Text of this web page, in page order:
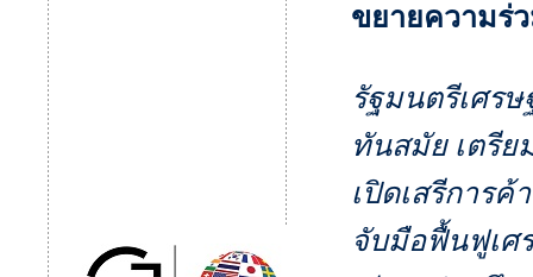
ขยายความร่
รัฐมนตรีเศร
ทันสมัย เตรีย
เปิดเสรีการ
จับมือฟื้นฟูเศ